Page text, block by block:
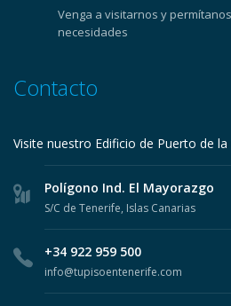
Venga a visitarnos y
necesidades
Contacto
Visite nuestro Edificio de Puerto de la
Polígono Ind. El Mayorazgo
S/C de Tenerife, Islas Canarias
+34 922 959 500
info@tupisoentenerife.com